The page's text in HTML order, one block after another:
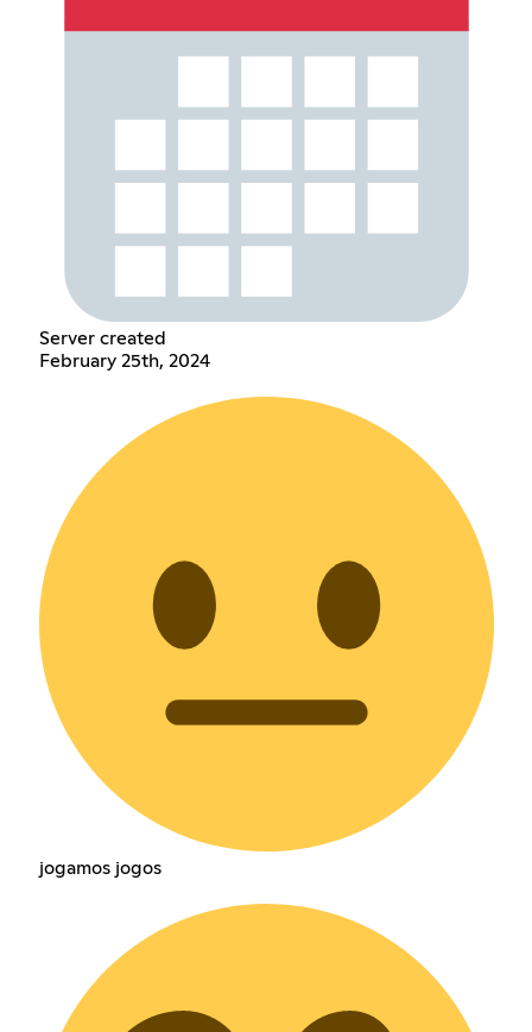
Server created
February 25th, 2024
jogamos jogos